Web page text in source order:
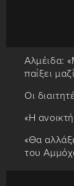
Αλμέιδα:
παίξει
Οι
«Η
«Θα
του